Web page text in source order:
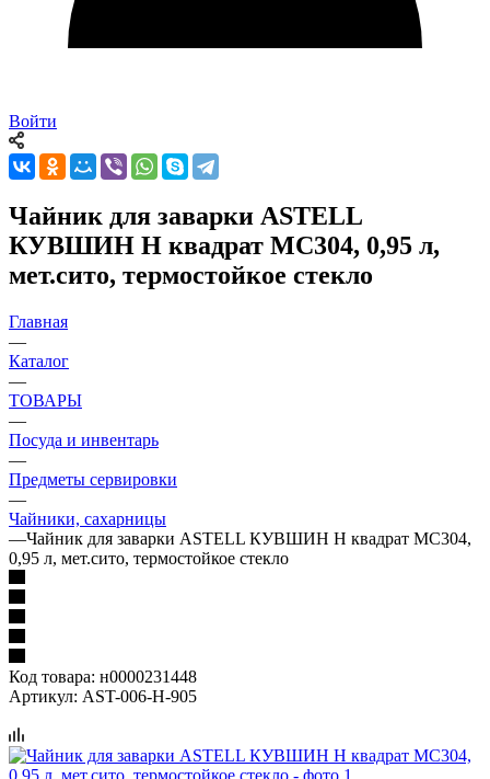
Войти
Чайник для заварки ASTELL
КУВШИН H квадрат МС304, 0,95 л,
мет.сито, термостойкое стекло
Главная
—
Каталог
—
ТОВАРЫ
—
Посуда и инвентарь
—
Предметы сервировки
—
Чайники, сахарницы
—Чайник для заварки ASTELL КУВШИН H квадрат МС304,
0,95 л, мет.сито, термостойкое стекло
Код товара: н0000231448
Артикул: AST-006-H-905